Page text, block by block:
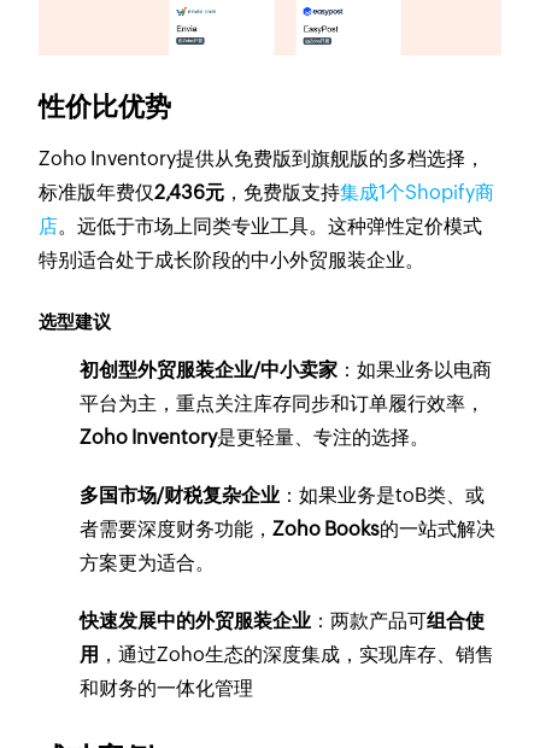
性价比优势
Zoho Inventory提供从免费版到旗舰版的多档选择，
标准版年费仅2,436元 ，免费版支持集成1个Shopify商
店。远低于市场上同类专业工具。这种弹性定价模式
特别适合处于成长阶段的中小外贸服装企业。
选型建议
初创型外贸服装企业/中小卖家 ：如果业务以电商
平台为主，重点关注库存同步和订单履行效率，
Zoho Inventory是更轻量、专注的选择。
多国市场/财税复杂企业 ：如果业务是toB类、或
者需要深度财务功能，Zoho Books的一站式解决
方案更为适合。
快速发展中的外贸服装企业 ：两款产品可组合使
用 ，通过Zoho生态的深度集成，实现库存、销售
和财务的一体化管理